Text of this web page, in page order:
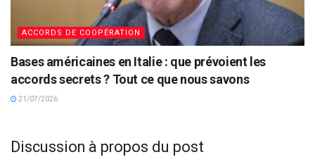
ACCORDS DE COOPÉRATION
Bases américaines en Italie : que prévoient les
accords secrets ? Tout ce que nous savons
21/07/2026
Discussion à propos du post